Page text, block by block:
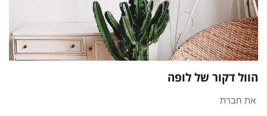
הוול דקור של לופה
את חברת